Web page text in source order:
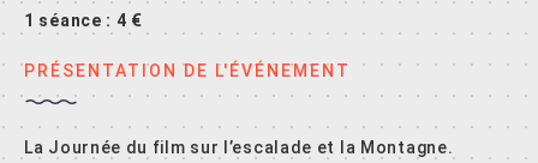
1 séance : 4 €
PRÉSENTATION DE L'ÉVÉNEMENT
La Journée du film sur l’escalade et la Montagne.